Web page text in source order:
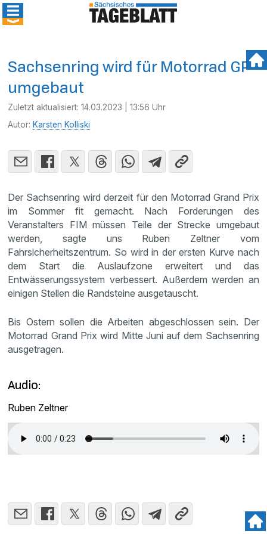
Sachsenring wird für Motorrad GP
umgebaut
Zuletzt aktualisiert:14.03.2023 | 13:56 Uhr
Autor: Karsten Kolliski
Der Sachsenring wird derzeit für den Motorrad Grand Prix
im Sommer fit gemacht. Nach Forderungen des
Veranstalters FIM müssen Teile der Strecke umgebaut
werden, sagte uns Ruben Zeltner vom
Fahrsicherheitszentrum. So wird in der ersten Kurve nach
dem Start die Auslaufzone erweitert und das
Entwässerungssystem verbessert. Außerdem werden an
einigen Stellen die Randsteine ausgetauscht.
Bis Ostern sollen die Arbeiten abgeschlossen sein. Der
Motorrad Grand Prix wird Mitte Juni auf dem Sachsenring
ausgetragen.
Audio:
Ruben Zeltner